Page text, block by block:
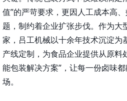
值”的严苛要求，更因人工成本高
题，制约着企业扩张步伐。作为大
家，吕工机械以十余年技术沉淀为
产线定制，为食品企业提供从原料
能包装解决方案”，让每一份卤味
场。